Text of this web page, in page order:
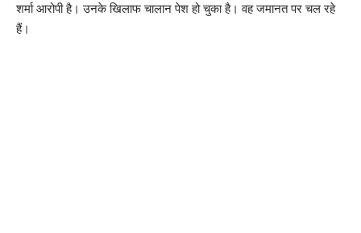
शर्मा आरोपी है। उनके खिलाफ चालान पेश हो चुका है। वह जमानत पर चल रहे
हैं।